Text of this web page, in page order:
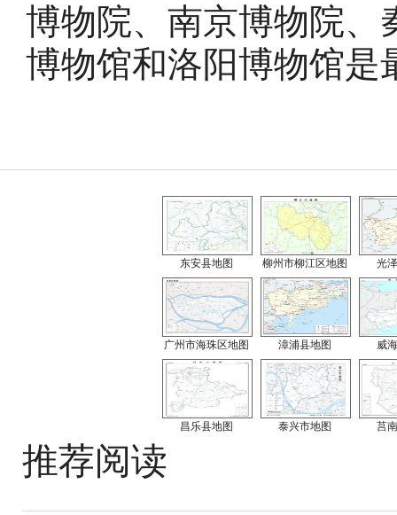
博物院、南京博物院、
博物馆和洛阳博物馆是
东安县地图 柳州市柳江区地图 光
广州市海珠区地图 漳浦县地图 威
昌乐县地图 泰兴市地图 莒
推荐阅读